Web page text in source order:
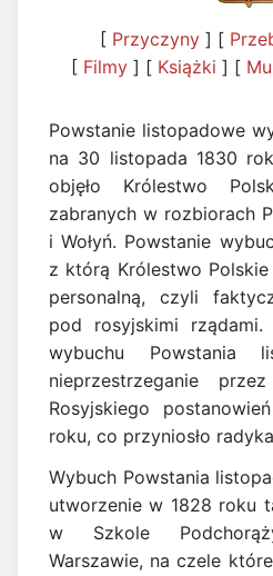
[ Przyczyny] [
[ Filmy ] [ Książki ] [
Powstanie listopadowe
na 30 listopada 1830
objęło Królestwo
zabranych w rozbiorach
i Wołyń. Powstanie
z którą Królestwo Polskie
personalną, czyli
pod rosyjskimi rządami.
wybuchu Powstania
nieprzestrzeganie
Rosyjskiego
roku, co przyniosło
Wybuch Powstania
utworzenie w 1828 roku
w Szkole
Warszawie, na czele